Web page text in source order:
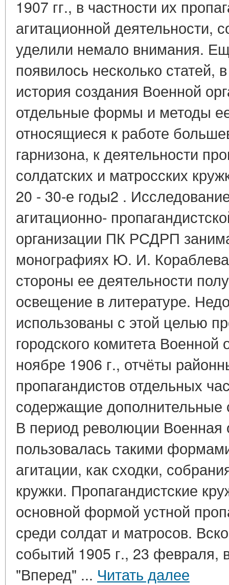
1907 гг., в частности их
агитационной деятельности,
уделили немало внимания.
появилось несколько статей,
история создания Военной
отдельные формы и методы
относящиеся к работе
гарнизона, к деятельности
солдатских и матросских
20 - 30-е годы2 .
агитационно-
организации ПК РСДРП
монографиях Ю. И.
стороны ее деятельности
освещение в литературе.
использованы с этой целью
городского комитета Военной
ноябре 1906 г., отчёты
пропагандистов отдельных
содержащие дополнительные
В период революции
пользовалась такими
агитации, как сходки,
кружки. Пропагандистские
основной формой устной
среди солдат и матросов.
событий 1905 г., 23 февраля,
"Вперед" ... Читать далее